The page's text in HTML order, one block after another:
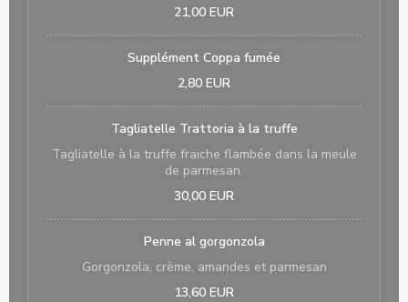
21,00 EUR
Supplément Coppa fumée
2,80 EUR
Tagliatelle Trattoria à la truffe
Tagliatelle à la truffe fraiche flambée dans la meule
de parmesan.
30,00 EUR
Penne al gorgonzola
Gorgonzola, crème, amandes et parmesan
13,60 EUR